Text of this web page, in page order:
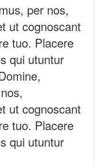
per nos,
ut cognoscant
tuo. Placere
qui utuntur
ut cognoscant
tuo. Placere
qui utuntur